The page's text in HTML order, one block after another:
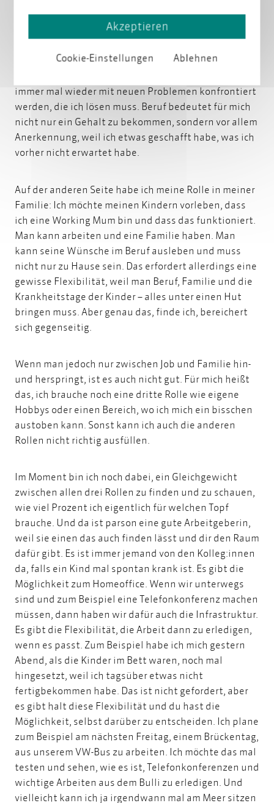
Beruf gesprochen. Ich habe für mich drei Rollen
definiert, die ich gern einnehme: Da ist einerseits
mich Herausforderungen stellen
, die ich bewältigen
immer mal wieder mit neuen Problemen konfrontiert
werden, die ich lösen muss. Beruf bedeutet für mich
nicht nur ein Gehalt zu bekommen, sondern vor allem
Anerkennung, weil ich etwas geschafft habe, was ich
vorher nicht erwartet habe.
Auf der anderen Seite habe ich meine Rolle in meiner
Familie: Ich möchte meinen Kindern vorleben, dass
ich eine Working Mum bin und dass das funktioniert.
Man kann arbeiten und eine Familie haben. Man
kann seine Wünsche im Beruf ausleben und muss
nicht nur zu Hause sein. Das erfordert allerdings eine
gewisse Flexibilität, weil man Beruf, Familie und die
Krankheitstage der Kinder – alles unter einen Hut
bringen muss. Aber genau das, finde ich, bereichert
sich gegenseitig.
Wenn man jedoch nur zwischen Job und Familie hin-
und herspringt, ist es auch nicht gut. Für mich heißt
das, ich brauche noch eine dritte Rolle wie eigene
Hobbys oder einen Bereich, wo ich mich ein bisschen
austoben kann. Sonst kann ich auch die anderen
Rollen nicht richtig ausfüllen.
Im Moment bin ich noch dabei, ein Gleichgewicht
zwischen allen drei Rollen zu finden und zu schauen,
wie viel Prozent ich eigentlich für welchen Topf
brauche. Und da ist parson eine gute Arbeitgeberin,
weil sie einen das auch finden lässt und dir den Raum
dafür gibt. Es ist immer jemand von den Kolleg:innen
da, falls ein Kind mal spontan krank ist. Es gibt die
Möglichkeit zum Homeoffice. Wenn wir unterwegs
sind und zum Beispiel eine Telefonkonferenz machen
müssen, dann haben wir dafür auch die Infrastruktur.
Es gibt die Flexibilität, die Arbeit dann zu erledigen,
wenn es passt. Zum Beispiel habe ich mich gestern
Abend, als die Kinder im Bett waren, noch mal
hingesetzt, weil ich tagsüber etwas nicht
fertigbekommen habe. Das ist nicht gefordert, aber
es gibt halt diese Flexibilität und du hast die
Möglichkeit, selbst darüber zu entscheiden. Ich plane
zum Beispiel am nächsten Freitag, einem Brückentag,
aus unserem VW-Bus zu arbeiten. Ich möchte das mal
testen und sehen, wie es ist, Telefonkonferenzen und
wichtige Arbeiten aus dem Bulli zu erledigen. Und
vielleicht kann ich ja irgendwann mal am Meer sitzen
Cookie-Einstellungen Ablehnen
Akzeptieren